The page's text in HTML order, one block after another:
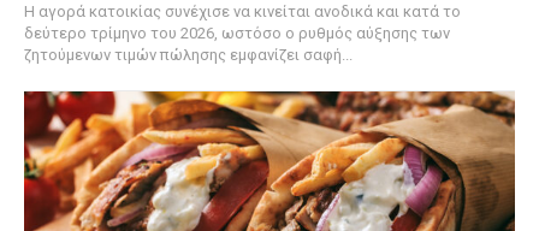
Η αγορά κατοικίας συνέχισε να κινείται ανοδικά και κατά το
δεύτερο τρίμηνο του 2026, ωστόσο ο ρυθμός αύξησης των
ζητούμενων τιμών πώλησης εμφανίζει σαφή...